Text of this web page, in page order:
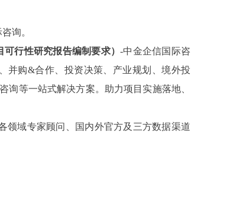
询。
可行性研究报告编制要求）-中金企信国际咨
并购&合作、投资决策、产业规划、境外投
等一站式解决方案。助力项目实施落地、
领域专家顾问、国内外官方及三方数据渠道